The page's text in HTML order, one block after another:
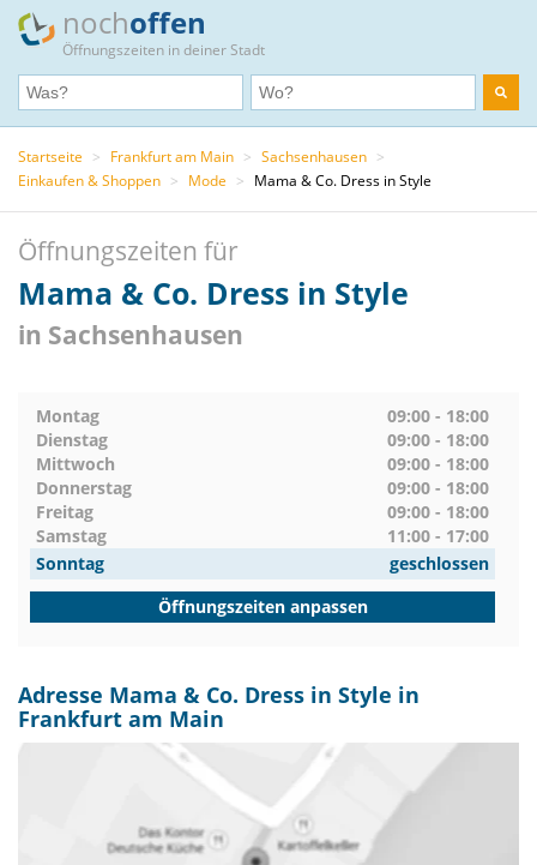
nochoffen
Öffnungszeiten in deiner Stadt
Startseite > Frankfurt am Main > Sachsenhausen >
Einkaufen & Shoppen > Mode > Mama & Co. Dress in Style
Öffnungszeiten für
Mama & Co. Dress in Style
in Sachsenhausen
Montag
09:00 - 18:00
Dienstag
09:00 - 18:00
Mittwoch
09:00 - 18:00
Donnerstag
09:00 - 18:00
Freitag
09:00 - 18:00
Samstag
11:00 - 17:00
Sonntag
geschlossen
Öffnungszeiten anpassen
Adresse Mama & Co. Dress in Style in
Frankfurt am Main